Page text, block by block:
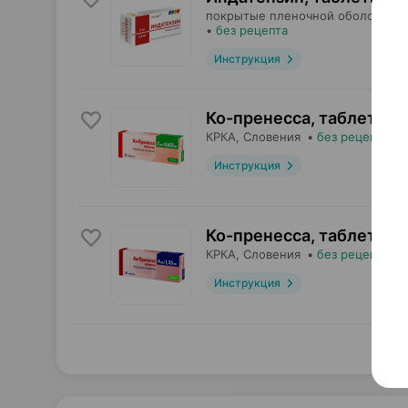
покрытые пленочной оболочкой,
• без рецепта
Инструкция
Ко-пренесса, таблетки
КРКА , Словения • без рецепта
Инструкция
Ко-пренесса, таблетки
КРКА , Словения • без рецепта
Инструкция